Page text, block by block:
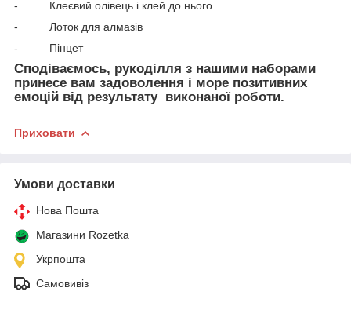
- Клеєвий олівець і клей до нього
- Лоток для алмазів
- Пінцет
Сподіваємось, рукоділля з нашими наборами
принесе вам задоволення і море позитивних
емоцій від результату виконаної роботи.
Приховати
Умови доставки
Нова Пошта
Магазини Rozetka
Укрпошта
Самовивіз